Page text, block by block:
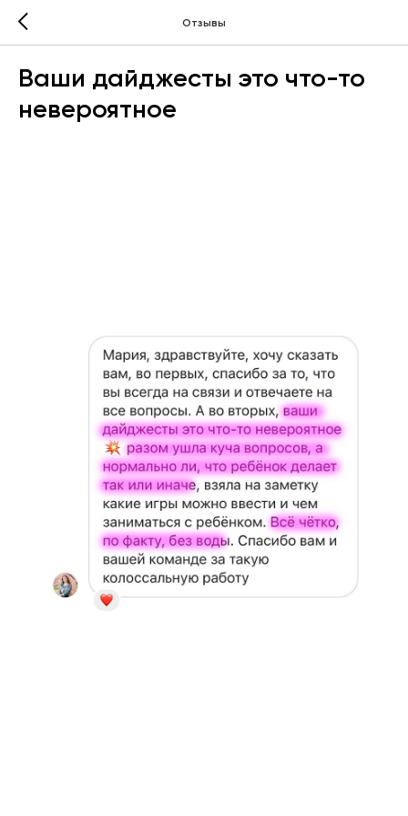
Отзывы
Ваши дайджесты это что-то
невероятное